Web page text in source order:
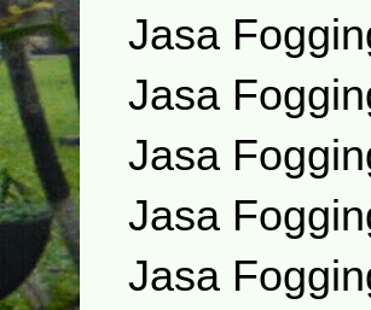
Jasa
Jasa
Jasa
Jasa
Jasa